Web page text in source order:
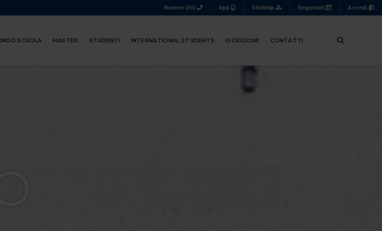
Numeri Utili App SiteMap Registrati Accedi
SCUOLA MASTER STUDENTI INTERNATIONAL STUDENTS ISCRIZIONE CONTATTI